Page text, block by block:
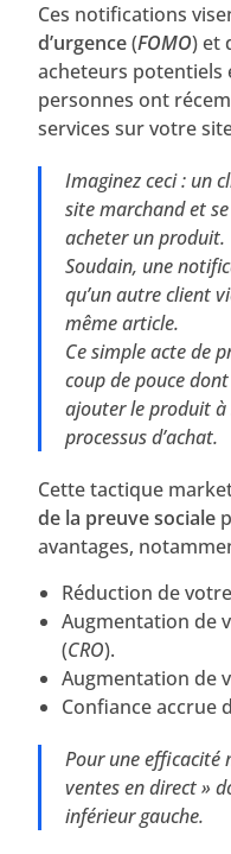
Ces notifications
d’urgence(FOMO) et
acheteurs potentiels
personnes ont
services sur votre
Imaginez ceci : un
site marchand et
acheter un produit.
Soudain, une
qu’un autre client
même article.
Ce simple acte de
coup de pouce
ajouter le produit
processus d’achat.
Cette tactique
de la preuve sociale
avantages,
Réduction de
Augmentation de
(CRO).
Augmentation de
Confiance accrue
Pour une efficacité
ventes en direct »
inférieur gauche.